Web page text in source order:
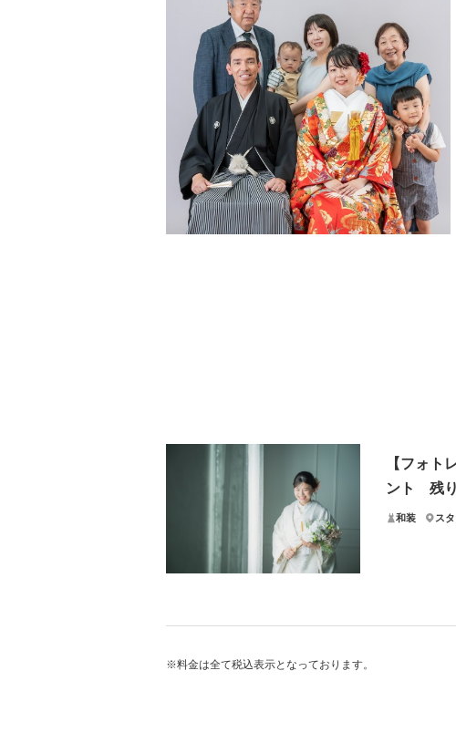
【フォ
ント 残り
和装 ス
髪飾り・撮
土日祝撮影
※料金は全て税込表示となっております。